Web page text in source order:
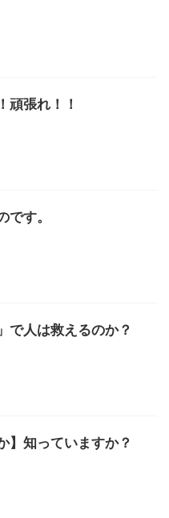
頑張れ！！
です。
で人は救えるのか？
】知っていますか？